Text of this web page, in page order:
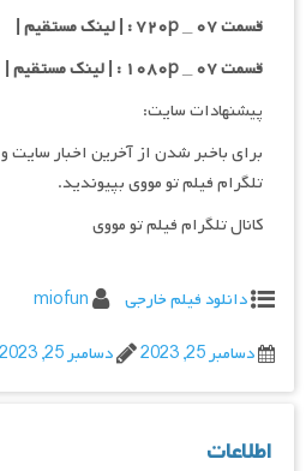
قسمت ۰۷ _ ۷۲۰p : | لینک مستقیم |
قسمت ۰۷ _ ۱۰۸۰p : | لینک مستقیم |
پیشنهادات سایت:
برای باخبر شدن از آخرین اخبار سایت و
تلگرام فیلم تو مووی بپیوندید.
کانال تلگرام فیلم تو مووی
دانلود فیلم خارجی
miofun
دسامبر 25, 2023
دسامبر 25, 2023
اطلاعات